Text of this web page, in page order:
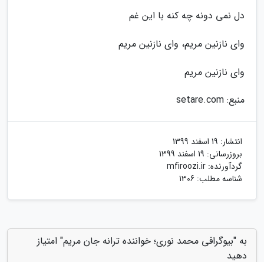
دل نمی دونه چه کنه با این غم
وای نازنین مریم، وای نازنین مریم
وای نازنین مریم
منبع: setare.com
انتشار: 19 اسفند 1399
بروزرسانی: 19 اسفند 1399
گردآورنده: mfiroozi.ir
شناسه مطلب: 1306
به "بیوگرافی محمد نوری؛ خواننده ترانه جان مریم" امتیاز
دهید